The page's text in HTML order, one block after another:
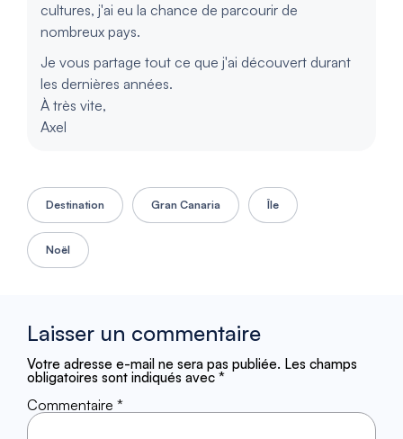
cultures, j'ai eu la chance de parcourir de
nombreux pays.
Je vous partage tout ce que j'ai découvert durant
les dernières années.
À très vite,
Axel
Destination Gran Canaria Île
Noël
Laisser un commentaire
Votre adresse e-mail ne sera pas publiée. Les champs
obligatoires sont indiqués avec *
Commentaire *